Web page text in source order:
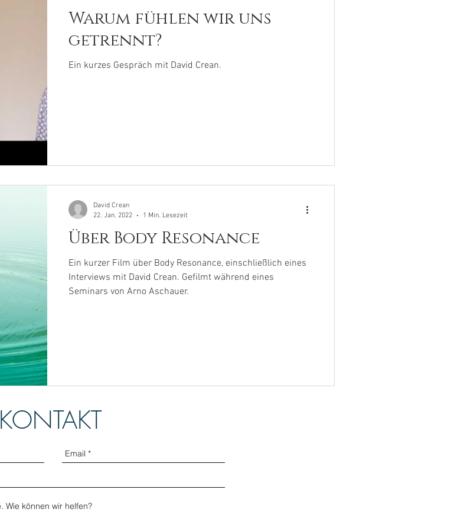
Warum fühlen wir uns
getrennt?
Ein kurzes Gespräch mit David Crean.
Über Body Resonance
Ein kurzer Film über Body Resonance, einschließlich eines
Interviews mit David Crean. Gefilmt während eines
Seminars von Arno Aschauer.
David Crean
22. Jan. 2022
1 Min. Lesezeit
KONTAKT